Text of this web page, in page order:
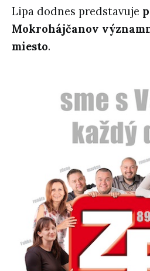
Lipa dodnes predstavuje
Mokrohájčanov
miesto.